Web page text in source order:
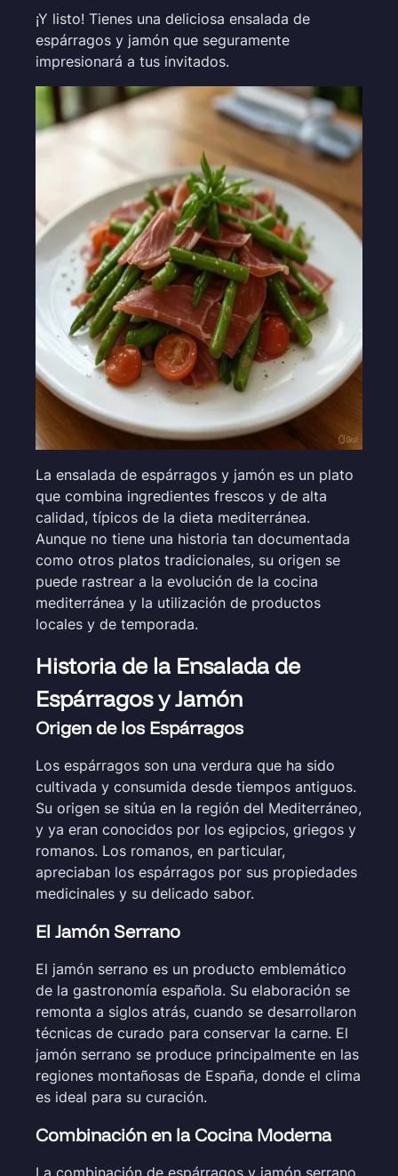
¡Y listo! Tienes una deliciosa ensalada de
espárragos y jamón que seguramente
impresionará a tus invitados.
La ensalada de espárragos y jamón es un plato
que combina ingredientes frescos y de alta
calidad, típicos de la dieta mediterránea.
Aunque no tiene una historia tan documentada
como otros platos tradicionales, su origen se
puede rastrear a la evolución de la cocina
mediterránea y la utilización de productos
locales y de temporada.
Historia de la Ensalada de
Espárragos y Jamón
Origen de los Espárragos
Los espárragos son una verdura que ha sido
cultivada y consumida desde tiempos antiguos.
Su origen se sitúa en la región del Mediterráneo,
y ya eran conocidos por los egipcios, griegos y
romanos. Los romanos, en particular,
apreciaban los espárragos por sus propiedades
medicinales y su delicado sabor.
El Jamón Serrano
El jamón serrano es un producto emblemático
de la gastronomía española. Su elaboración se
remonta a siglos atrás, cuando se desarrollaron
técnicas de curado para conservar la carne. El
jamón serrano se produce principalmente en las
regiones montañosas de España, donde el clima
es ideal para su curación.
Combinación en la Cocina Moderna
La combinación de espárragos y jamón serrano